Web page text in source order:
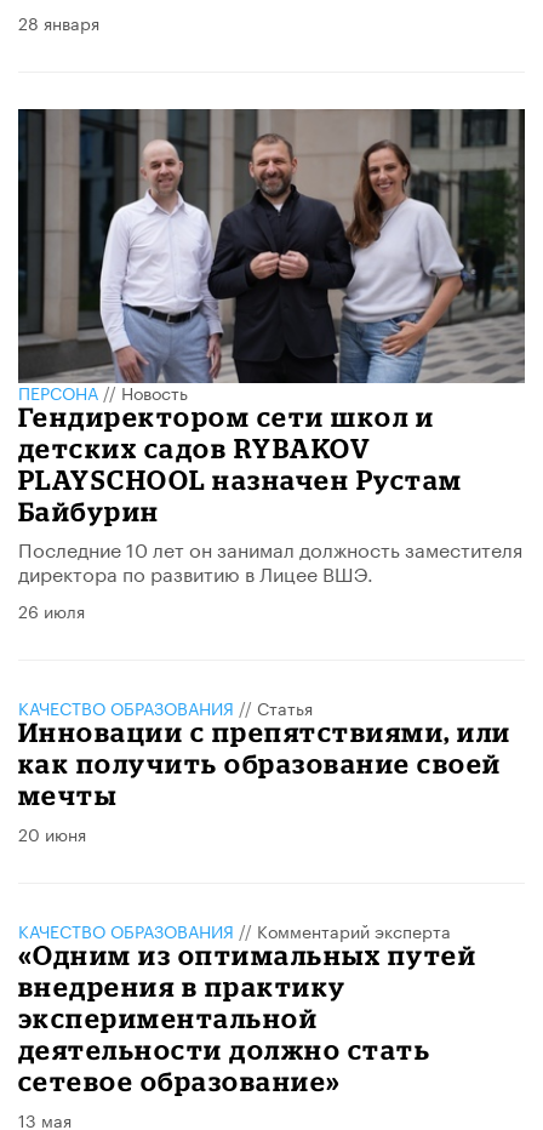
28 января
ПЕРСОНА//Новость
​Гендиректором сети школ и
детских садов RYBAKOV
PLAYSCHOOL назначен Рустам
Байбурин
Последние 10 лет он занимал должность заместителя
директора по развитию в Лицее ВШЭ.
26 июля
КАЧЕСТВО ОБРАЗОВАНИЯ // Статья
Инновации с препятствиями, или
как получить образование своей
мечты
20 июня
КАЧЕСТВО ОБРАЗОВАНИЯ // Комментарий эксперта
«Одним из оптимальных путей
внедрения в практику
экспериментальной
деятельности должно стать
сетевое образование»
13 мая